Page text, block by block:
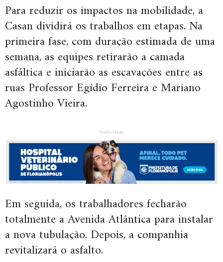
Para reduzir os impactos na mobilidade, a
Casan dividirá os trabalhos em etapas. Na
primeira fase, com duração estimada de uma
semana, as equipes retirarão a camada
asfáltica e iniciarão as escavações entre as
ruas Professor Egídio Ferreira e Mariano
Agostinho Vieira.
Publicidade
Em seguida, os trabalhadores fecharão
totalmente a Avenida Atlântica para instalar
a nova tubulação. Depois, a companhia
revitalizará o asfalto.